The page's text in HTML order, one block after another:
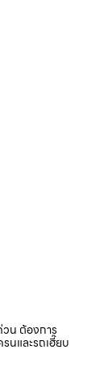
น ต้องการ
รนและรถเฮี๊ยบ